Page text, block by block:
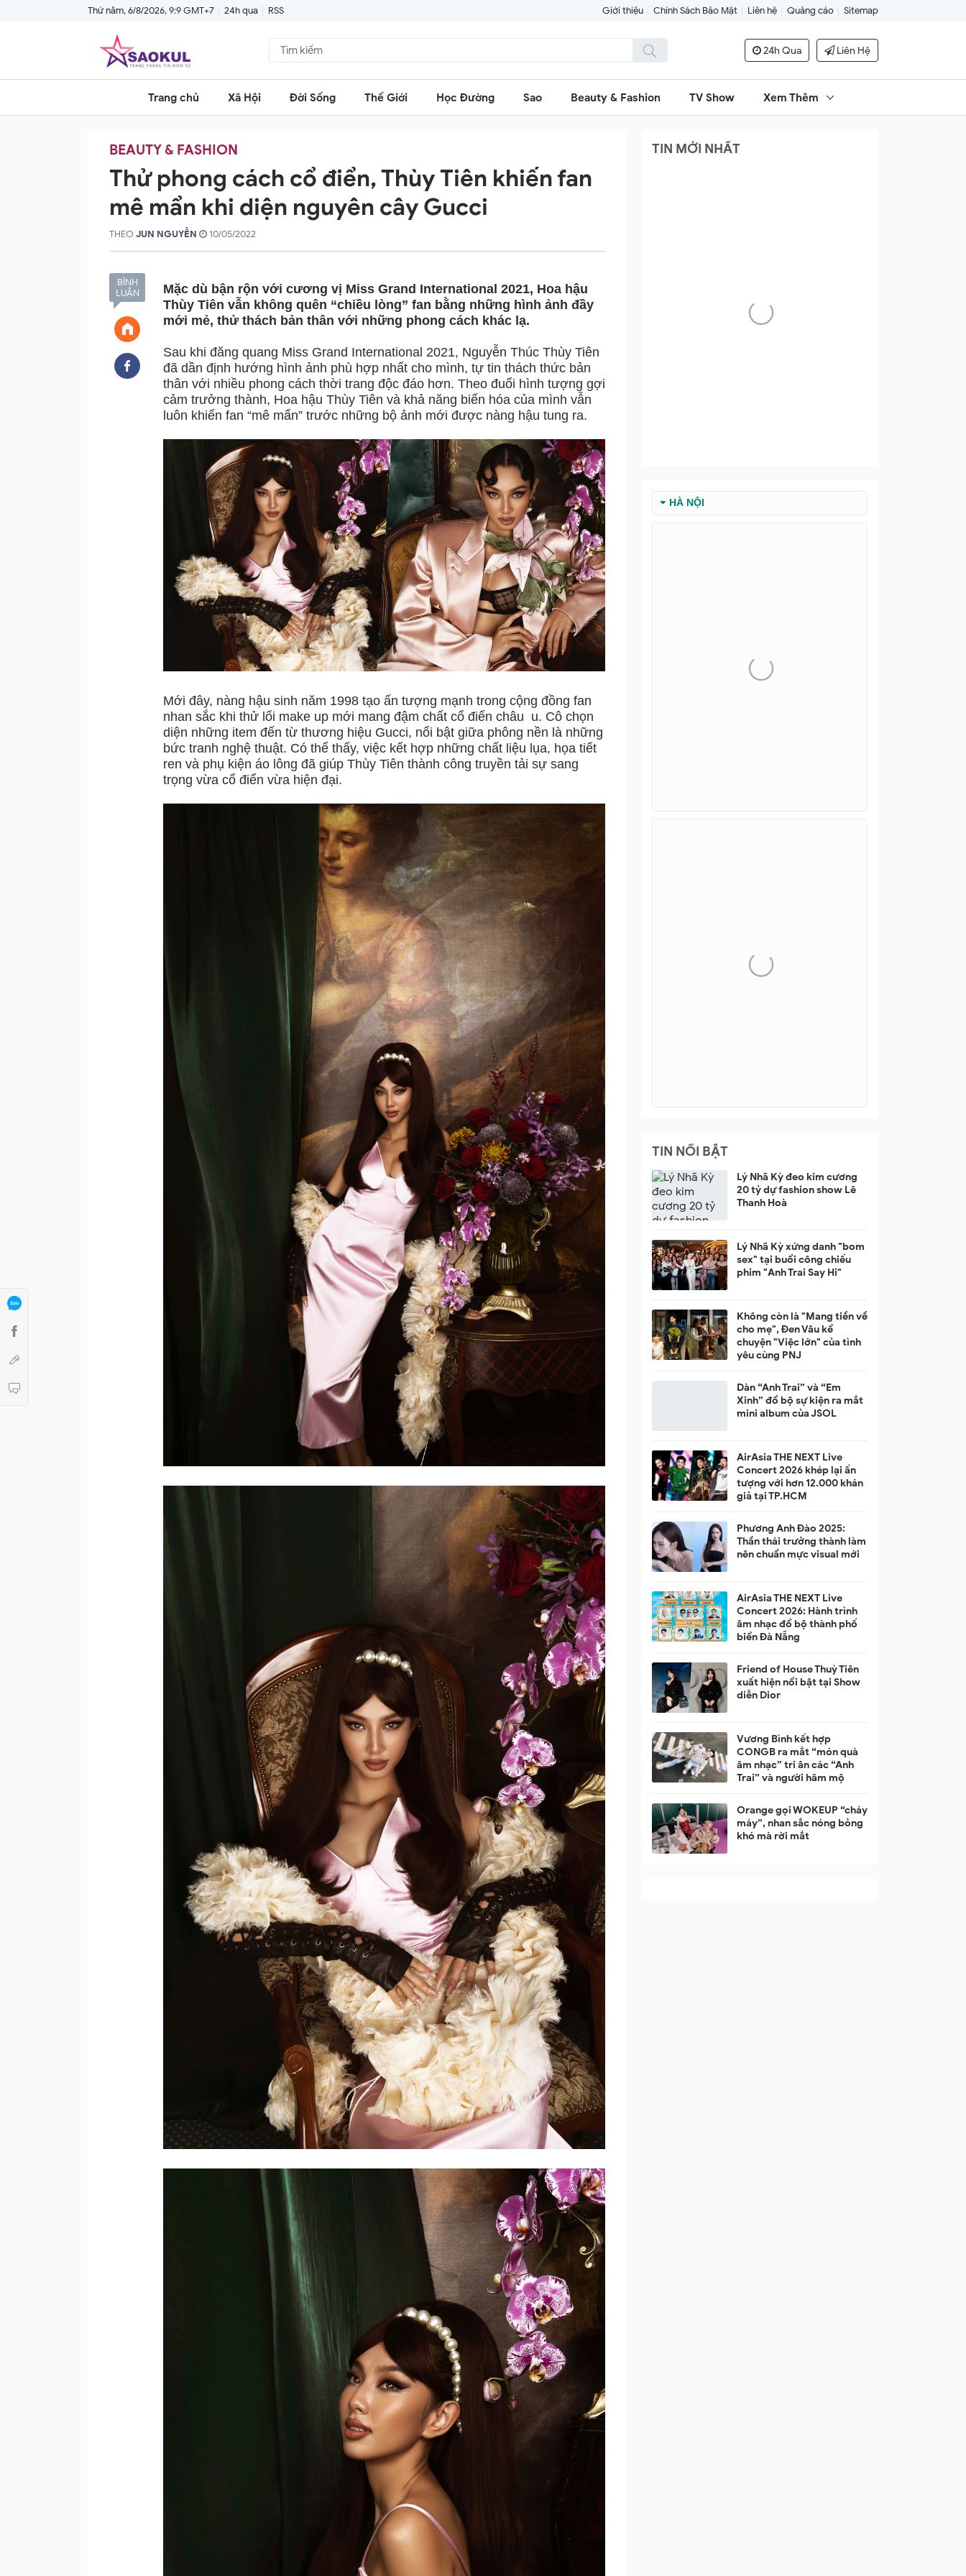
Thứ năm, 6/8/2026, 9:9 GMT+7 24h qua RSS Giới thiệu Chính Sách Bảo Mật Liên hệ Quảng cáo Sitemap
24h Qua Liên Hệ
Trang chủ Xã Hội Đời Sống Thế Giới Học Đường Sao Beauty & Fashion TV Show Xem Thêm
BEAUTY & FASHION
Thử phong cách cổ điển, Thùy Tiên khiến fan
mê mẩn khi diện nguyên cây Gucci
THEO JUN NGUYỄN 10/05/2022
BÌNH
LUẬN
Mặc dù bận rộn với cương vị Miss Grand International 2021, Hoa hậu
Thùy Tiên vẫn không quên “chiều lòng” fan bằng những hình ảnh đầy
mới mẻ, thử thách bản thân với những phong cách khác lạ.
Sau khi đăng quang Miss Grand International 2021, Nguyễn Thúc Thùy Tiên
đã dần định hướng hình ảnh phù hợp nhất cho mình, tự tin thách thức bản
thân với nhiều phong cách thời trang độc đáo hơn. Theo đuổi hình tượng gợi
cảm trưởng thành, Hoa hậu Thùy Tiên và khả năng biến hóa của mình vẫn
luôn khiến fan “mê mẩn” trước những bộ ảnh mới được nàng hậu tung ra.
Mới đây, nàng hậu sinh năm 1998 tạo ấn tượng mạnh trong cộng đồng fan
nhan sắc khi thử lối make up mới mang đậm chất cổ điển châu u. Cô chọn
diện những item đến từ thương hiệu Gucci, nổi bật giữa phông nền là những
bức tranh nghệ thuật. Có thể thấy, việc kết hợp những chất liệu lụa, họa tiết
ren và phụ kiện áo lông đã giúp Thùy Tiên thành công truyền tải sự sang
trọng vừa cổ điển vừa hiện đại.
TIN MỚI NHẤT
HÀ NỘI
TIN NỔI BẬT
Lý Nhã Kỳ đeo kim cương
20 tỷ dự fashion show Lê
Thanh Hoà
Lý Nhã Kỳ xứng danh "bom
sex" tại buổi công chiếu
phim "Anh Trai Say Hi"
Không còn là "Mang tiền về
cho mẹ", Đen Vâu kể
chuyện "Việc lớn" của tình
yêu cùng PNJ
Dàn “Anh Trai” và “Em
Xinh” đổ bộ sự kiện ra mắt
mini album của JSOL
AirAsia THE NEXT Live
Concert 2026 khép lại ấn
tượng với hơn 12.000 khán
giả tại TP.HCM
Phương Anh Đào 2025:
Thần thái trưởng thành làm
nên chuẩn mực visual mới
AirAsia THE NEXT Live
Concert 2026: Hành trình
âm nhạc đổ bộ thành phố
biển Đà Nẵng
Friend of House Thuỳ Tiên
xuất hiện nổi bật tại Show
diễn Dior
Vương Bình kết hợp
CONGB ra mắt “món quà
âm nhạc” tri ân các “Anh
Trai” và người hâm mộ
Orange gọi WOKEUP “cháy
máy”, nhan sắc nóng bỏng
khó mà rời mắt